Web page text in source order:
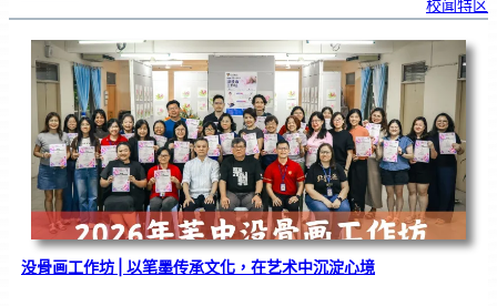
奖
式
|芙
中
学
子
屡
创
学
业
与
赛
事
佳
绩
！
校闻特区
没骨画工作坊 | 以笔墨传承文化，在艺术中沉淀心境